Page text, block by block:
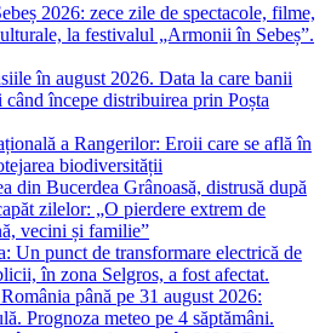
2026: zece zile de spectacole, filme,
la festivalul „Armonii în Sebeș”.
în august 2026. Data la care banii
începe distribuirea prin Poșta
a Rangerilor: Eroii care se află în
biodiversității
din Bucerdea Grânoasă, distrusă după
zilelor: „O pierdere extrem de
vecini și familie”
Un punct de transformare electrică de
în zona Selgros, a fost afectat.
până pe 31 august 2026:
Prognoza meteo pe 4 săptămâni.